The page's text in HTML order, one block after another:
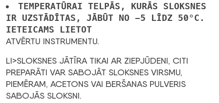
TEMPERATŪRAI TELPĀS, KURĀS SLOKSNES
IR UZSTĀDĪTAS, JĀBŪT NO -5 LĪDZ 50°C.
IETEICAMS LIETOT
ATVĒRTU INSTRUMENTU.
LI>SLOKSNES JĀTĪRA TIKAI AR ZIEPJŪDENI, CITI
PREPARĀTI VAR SABOJĀT SLOKSNES VIRSMU,
PIEMĒRAM, ACETONS VAI BERŠANAS PULVERIS
SABOJĀS SLOKSNI.